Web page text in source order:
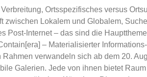
Ortsspezifisches versus
zwischen Lokalem und Globalem,
Post-Internet – das sind die
– Materialisierter
Rahmen verwandeln sich ab dem 20.
Galerien. Jede von ihnen bietet